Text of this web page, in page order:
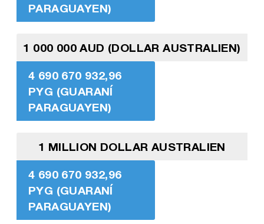
PARAGUAYEN)
1 000 000 AUD (DOLLAR AUSTRALIEN)
4 690 670 932,96
PYG (GUARANÍ
PARAGUAYEN)
1 MILLION DOLLAR AUSTRALIEN
4 690 670 932,96
PYG (GUARANÍ
PARAGUAYEN)